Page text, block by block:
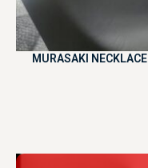
MURASAKI NECKLACE